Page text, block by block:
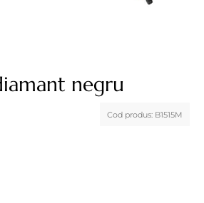
negru
Cod produs: B1515M